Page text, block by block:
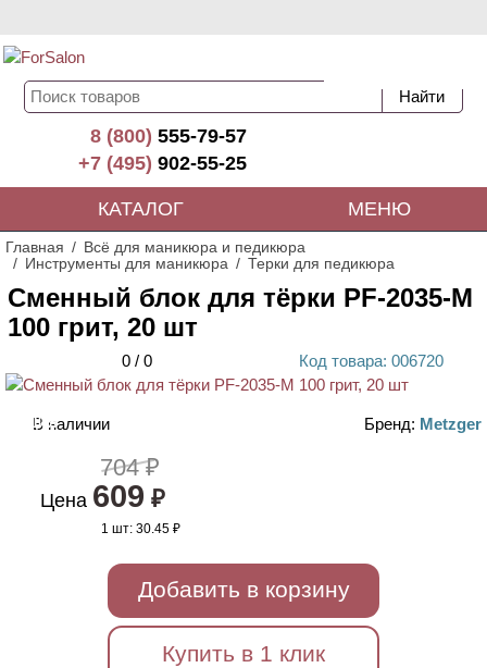
8 (800)555-79-57
+7 (495)902-55-25
КАТАЛОГ МЕНЮ
Главная
Всё для маникюра и педикюра
Инструменты для маникюра
Терки для педикюра
Сменный блок для тёрки PF-2035-M
100 грит, 20 шт
0 / 0 Код товара: 006720
АКЦИЯ
В наличии Бренд: Metzger
704 ₽
Цена 609 ₽
1 шт:30.45 ₽
Добавить в корзину
Купить в 1 клик